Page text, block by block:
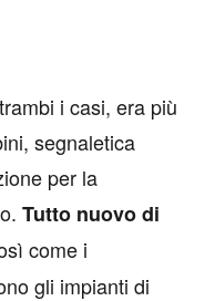
i casi, era più
segnaletica
per la
Tutto nuovo di
come i
gli impianti di